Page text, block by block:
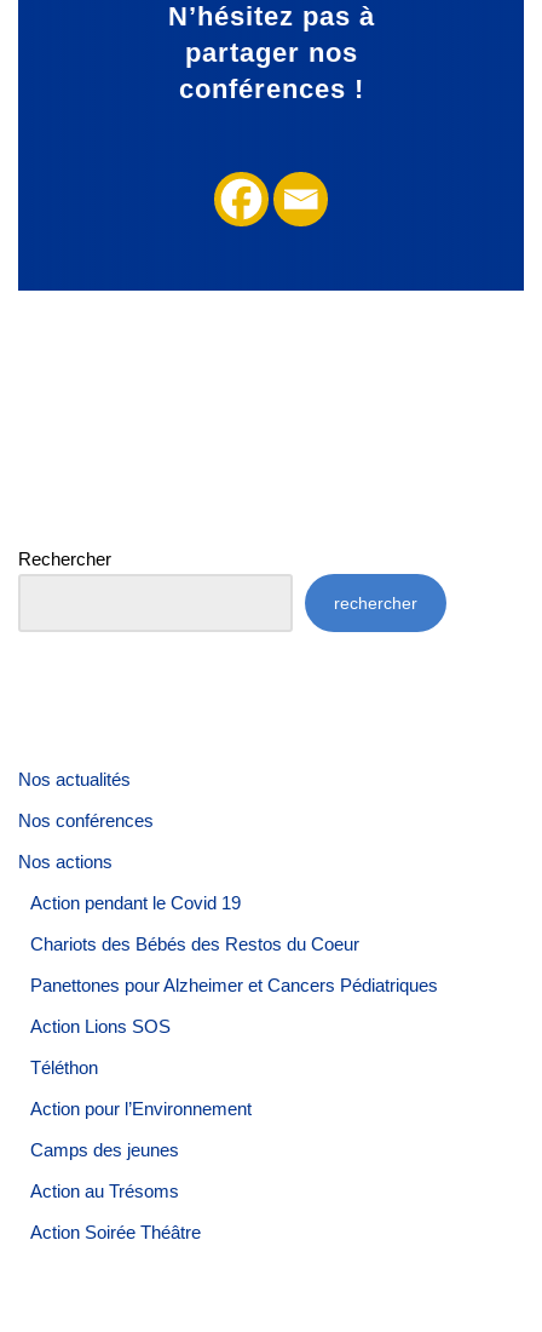
N’hésitez pas à
partager nos
conférences !
Rechercher
rechercher
Nos actualités
Nos conférences
Nos actions
Action pendant le Covid 19
Chariots des Bébés des Restos du Coeur
Panettones pour Alzheimer et Cancers Pédiatriques
Action Lions SOS
Téléthon
Action pour l’Environnement
Camps des jeunes
Action au Trésoms
Action Soirée Théâtre